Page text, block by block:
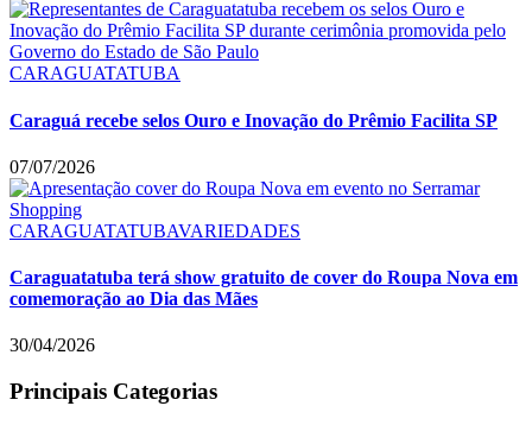
CARAGUATATUBA
Caraguá recebe selos Ouro e Inovação do Prêmio Facilita SP
07/07/2026
CARAGUATATUBAVARIEDADES
Caraguatatuba terá show gratuito de cover do Roupa Nova em
comemoração ao Dia das Mães
30/04/2026
Principais Categorias